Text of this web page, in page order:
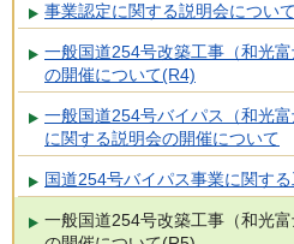
事業認定に関する説明会について
一般国道254号改築工事（和光
の開催について(R4)
一般国道254号バイパス（和光
に関する説明会の開催について
国道254号バイパス事業に関す
一般国道254号改築工事（和光